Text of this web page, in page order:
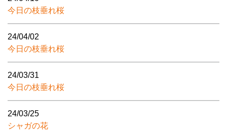
今日の枝垂れ桜
24/04/02
今日の枝垂れ桜
24/03/31
今日の枝垂れ桜
24/03/25
シャガの花